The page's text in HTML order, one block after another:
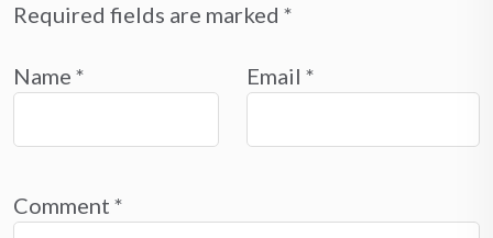
Required fields are marked *
Name * Email *
Comment *